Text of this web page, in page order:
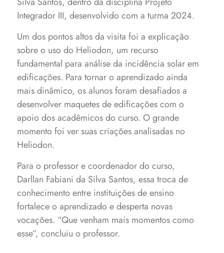
Integrador III, desenvolvido com a turma 2024.
Um dos pontos altos da visita foi a explicação
sobre o uso do Heliodon, um recurso
fundamental para análise da incidência solar em
edificações. Para tornar o aprendizado ainda
mais dinâmico, os alunos foram desafiados a
desenvolver maquetes de edificações com o
apoio dos acadêmicos do curso. O grande
momento foi ver suas criações analisadas no
Heliodon.
Para o professor e coordenador do curso,
Darllan Fabiani da Silva Santos, essa troca de
conhecimento entre instituições de ensino
fortalece o aprendizado e desperta novas
vocações. “Que venham mais momentos como
esse”, concluiu o professor.